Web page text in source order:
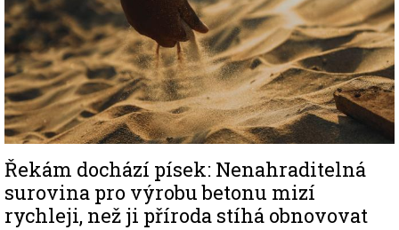
Řekám dochází písek: Nenahraditelná
surovina pro výrobu betonu mizí
rychleji, než ji příroda stíhá obnovovat